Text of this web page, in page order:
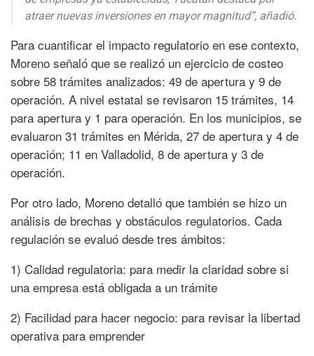
atraer nuevas inversiones en mayor magnitud”, añadió.
Para cuantificar el impacto regulatorio en ese contexto,
Moreno señaló que se realizó un ejercicio de costeo
sobre 58 trámites analizados: 49 de apertura y 9 de
operación. A nivel estatal se revisaron 15 trámites, 14
para apertura y 1 para operación. En los municipios, se
evaluaron 31 trámites en Mérida, 27 de apertura y 4 de
operación; 11 en Valladolid, 8 de apertura y 3 de
operación.
Por otro lado, Moreno detalló que también se hizo un
análisis de brechas y obstáculos regulatorios. Cada
regulación se evaluó desde tres ámbitos:
1) Calidad regulatoria: para medir la claridad sobre si
una empresa está obligada a un trámite
2) Facilidad para hacer negocio: para revisar la libertad
operativa para emprender